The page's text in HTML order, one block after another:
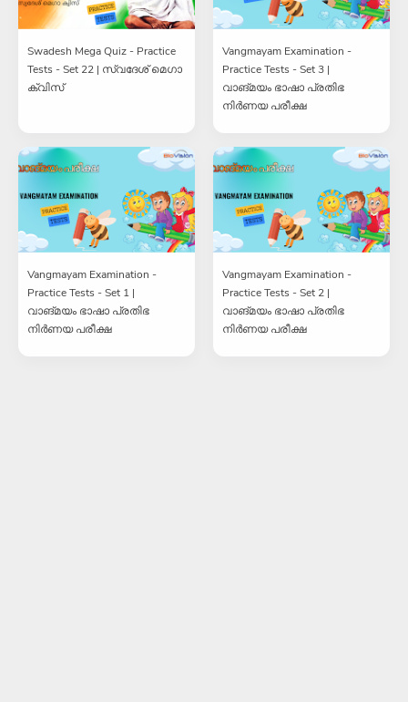
Swadesh Mega Quiz - Practice
Tests - Set 22 | സ്വദേശ് മെഗാ
ക്വിസ്
Vangmayam Examination -
Practice Tests - Set 3 |
വാങ്മയം ഭാഷാ പ്രതിഭ
നിർണയ പരീക്ഷ
Vangmayam Examination -
Practice Tests - Set 1 |
വാങ്മയം ഭാഷാ പ്രതിഭ
നിർണയ പരീക്ഷ
Vangmayam Examination -
Practice Tests - Set 2 |
വാങ്മയം ഭാഷാ പ്രതിഭ
നിർണയ പരീക്ഷ